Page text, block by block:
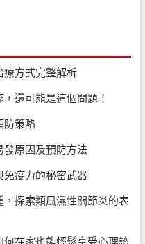
療方式完整解析
還可能是這個問題！
防策略
原因及預防方法
免疫力的秘密武器
探索類風濕性關節炎的表
在家也能輕鬆享受心理諮